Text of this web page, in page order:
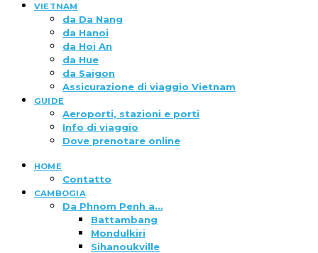
VIETNAM
da Da Nang
da Hanoi
da Hoi An
da Hue
da Saigon
Assicurazione di viaggio Vietnam
GUIDE
Aeroporti, stazioni e porti
Info di viaggio
Dove prenotare online
HOME
Contatto
CAMBOGIA
Da Phnom Penh a…
Battambang
Mondulkiri
Sihanoukville